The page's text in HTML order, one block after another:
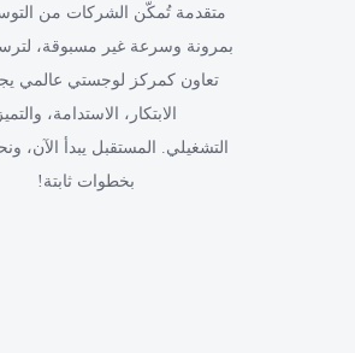
متقدمة تُمكّن الشركات من التوسع
بمرونة وسرعة غير مسبوقة،
تعاون كمركز لوجستي عالمي
الابتكار، الاستدامة، والتميز
التشغيلي. المستقبل يبدأ الآن،
بخطوات ثابتة!